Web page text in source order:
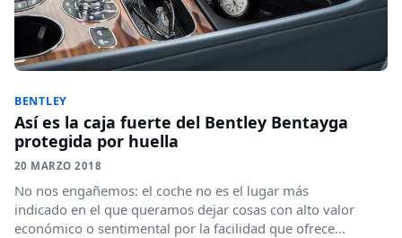
BENTLEY
Así es la caja fuerte del Bentley Bentayga
protegida por huella
20 MARZO 2018
No nos engañemos: el coche no es el lugar más
indicado en el que queramos dejar cosas con alto valor
económico o sentimental por la facilidad que ofrece...